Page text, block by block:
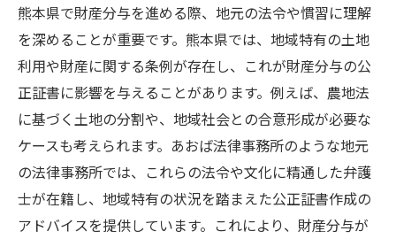
熊本県で財産分与を進める際、地元の法令や慣習に理解
を深めることが重要です。熊本県では、地域特有の土地
利用や財産に関する条例が存在し、これが財産分与の公
正証書に影響を与えることがあります。例えば、農地法
に基づく土地の分割や、地域社会との合意形成が必要な
ケースも考えられます。あおば法律事務所のような地元
の法律事務所では、これらの法令や文化に精通した弁護
士が在籍し、地域特有の状況を踏まえた公正証書作成の
アドバイスを提供しています。これにより、財産分与が